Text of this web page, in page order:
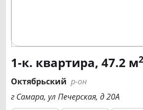
1-к. квартира, 47.2 м2
Октябрьский р-он
г Самара, ул Печерская, д 20А